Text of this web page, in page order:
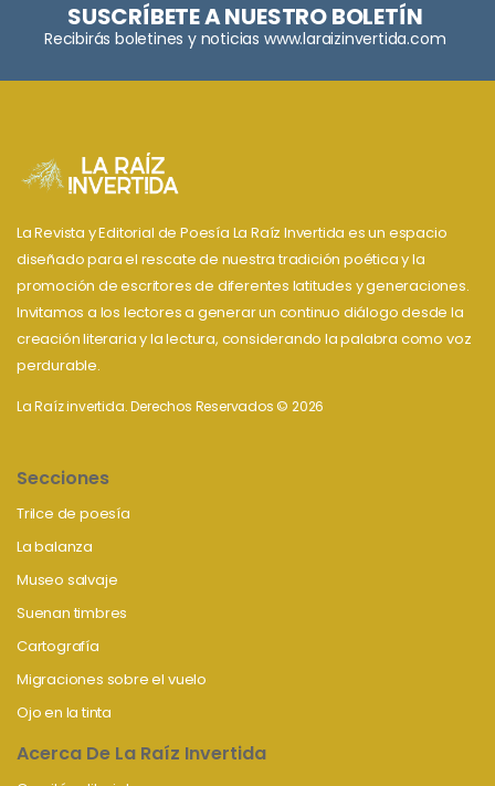
SUSCRÍBETE A NUESTRO BOLETÍN
Recibirás boletines y noticias www.laraizinvertida.com
La Revista y Editorial de Poesía La Raíz Invertida es un espacio
diseñado para el rescate de nuestra tradición poética y la
promoción de escritores de diferentes latitudes y generaciones.
Invitamos a los lectores a generar un continuo diálogo desde la
creación literaria y la lectura, considerando la palabra como voz
perdurable.
La Raíz invertida. Derechos Reservados © 2026
Secciones
Trilce de poesía
La balanza
Museo salvaje
Suenan timbres
Cartografía
Migraciones sobre el vuelo
Ojo en la tinta
Acerca De La Raíz Invertida